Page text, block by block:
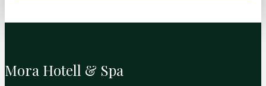
Mora Hotell & Spa